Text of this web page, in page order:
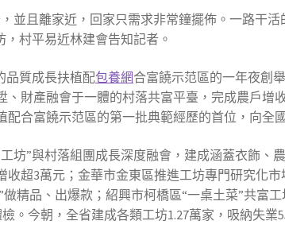
並且離家近，回家只需求非常鐘擺佈。一路干
村平易近林建會告知記者。
品質成長扶植配包養網合富饒示范區的一年夜創
、財產融會于一體的村落共富平臺，完成農戶
合富饒示范區的第一批典範經歷的首位，向全
坊”與村落組團成長深度融會，建成涵蓋衣飾、
收超3萬元；金華市金東區推進工坊專門研究化
精品、出爆款；紹興市柯橋區“一桌土菜”共富
。今朝，全省建成各類工坊1.27萬家，吸納失業